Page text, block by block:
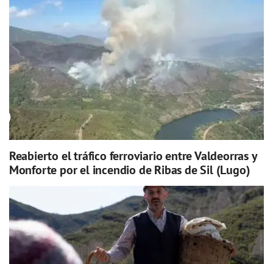
Reabierto el tráfico ferroviario entre Valdeorras y
Monforte por el incendio de Ribas de Sil (Lugo)